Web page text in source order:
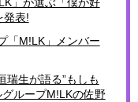
」が選ぶ「僕が好
発表!
「M!LK」メンバー
瑞生が語る”もしも
ループM!LKの佐野